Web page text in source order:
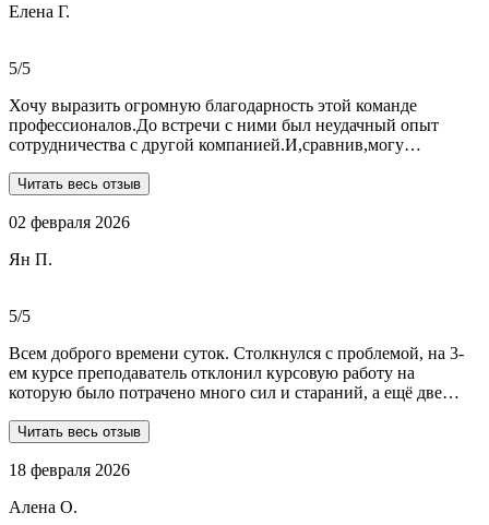
реагируют и отвечают на все вопросы. Теперь буду
Елена Г.
5/5
Хочу выразить огромную благодарность этой команде
профессионалов.До встречи с ними был неудачный опыт
сотрудничества с другой компанией.И,сравнив,могу
профессионалов.Условия,сроки были сразу оговорены и четко
уровне.А если возникали вопросы или проблемы,то помощь
помощь студентам,то только-сюда.Огромное спасибо!!!
Читать весь отзыв
02 февраля 2026
Ян П.
5/5
Всем доброго времени суток. Столкнулся с проблемой, на 3-
ем курсе преподаватель отклонил курсовую работу на
которую было потрачено много сил и стараний, а ещё две
обратился в Dist-help. Первый раз, были опасения и по срокам,
Ребята большие профессионалы, Алёна лучшая! Всё
Общение вызвало только позитивные эмоции. Все три работы
Читать весь отзыв
18 февраля 2026
Алена О.